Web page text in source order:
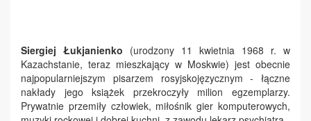
Siergiej Łukjanienko (urodzony 11 kwietnia 1968 r. w
Kazachstanie, teraz mieszkający w Moskwie) jest obecnie
najpopularniejszym pisarzem rosyjskojęzycznym - łączne
nakłady jego książek przekroczyły milion egzemplarzy.
Prywatnie przemiły człowiek, miłośnik gier komputerowych,